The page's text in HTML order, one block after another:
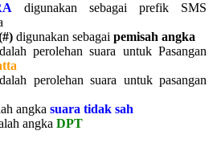
digunakan sebagai prefik SMS
digunakan sebagai pemisah angka
perolehan suara untuk Pasangan
perolehan suara untuk pasangan
angka suara tidak sah
angka DPT